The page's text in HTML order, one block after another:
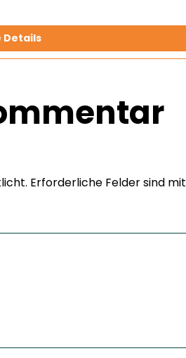
Details
Erforderliche Felder sind mit